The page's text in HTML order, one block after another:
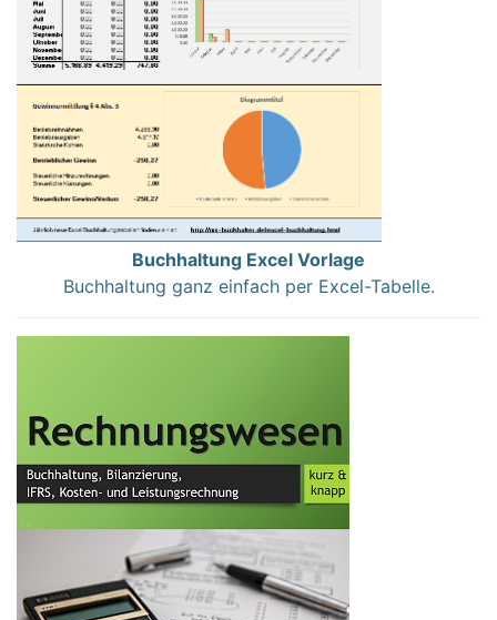
Buchhaltung Excel Vorlage
Buchhaltung ganz einfach per Excel-Tabelle.